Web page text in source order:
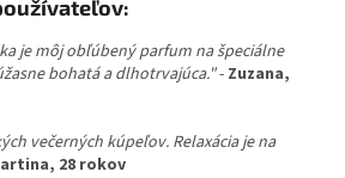
je môj obľúbený parfum na špeciálne
bohatá a dlhotrvajúca."- Zuzana,
večerných kúpeľov. Relaxácia je na
28 rokov